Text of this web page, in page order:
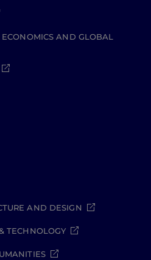
AND GLOBAL
AND DESIGN
TECHNOLOGY